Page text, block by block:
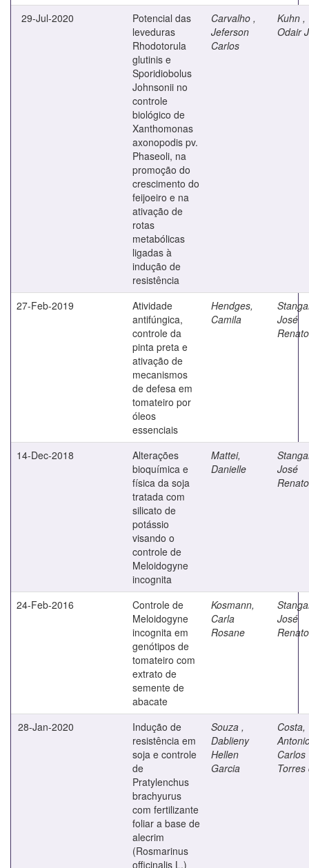
29-Jul-2020
Potencial das
leveduras
Rhodotorula
glutinis e
Sporidiobolus
Johnsonii no
controle
biológico de
Xanthomonas
axonopodis pv.
Phaseoli, na
promoção do
crescimento do
feijoeiro e na
ativação de
rotas
metabólicas
ligadas à
indução de
resistência
Carvalho ,
Jeferson
Carlos
Kuhn ,
Odair
27-Feb-2019
Atividade
antifúngica,
controle da
pinta preta e
ativação de
mecanismos
de defesa em
tomateiro por
óleos
essenciais
Hendges,
Camila
José
Renato
14-Dec-2018
Alterações
bioquímica e
física da soja
tratada com
silicato de
potássio
visando o
controle de
Meloidogyne
incognita
Mattei,
Danielle
José
Renato
24-Feb-2016
Controle de
Meloidogyne
incognita em
genótipos de
tomateiro com
extrato de
semente de
abacate
Kosmann,
Carla
Rosane
José
Renato
28-Jan-2020
Indução de
resistência em
soja e controle
de
Pratylenchus
brachyurus
com fertilizante
foliar a base de
alecrim
(Rosmarinus
officinalis L.)
Souza ,
Dablieny
Hellen
Garcia
Costa,
Carlos
Torres